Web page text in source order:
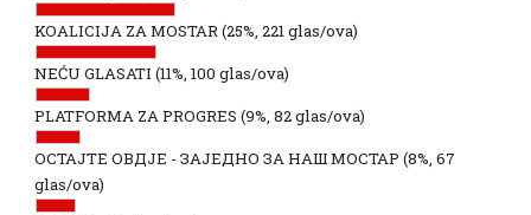
KOALICIJA ZA MOSTAR(25%, 221 glas/ova)
NEĆU GLASATI (11%, 100 glas/ova)
PLATFORMA ZA PROGRES (9%, 82 glas/ova)
ОСТАЈТЕ ОВДЈЕ - ЗАЈЕДНО ЗА НАШ МОСТАР (8%, 67
glas/ova)